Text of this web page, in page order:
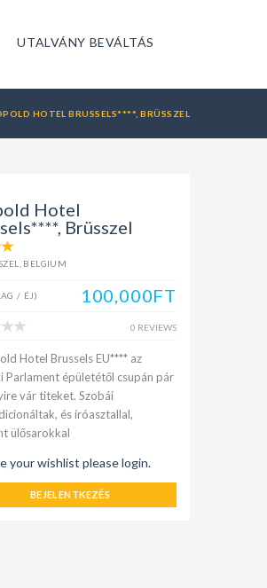
UTALVÁNY BEVÁLTÁS
HOTEL BRUSSELS****, BRÜSSZEL
Hotel
Brüsszel
BELGIUM
/ ÉJ) 100,000FT
0 REVIEWS
Hotel Brussels EU**** az
Parlament épületétől csupán pár
vár titeket. Szobái
és íróasztallal,
ülősarokkal
your wishlist please login.
BEJELENTKEZÉS